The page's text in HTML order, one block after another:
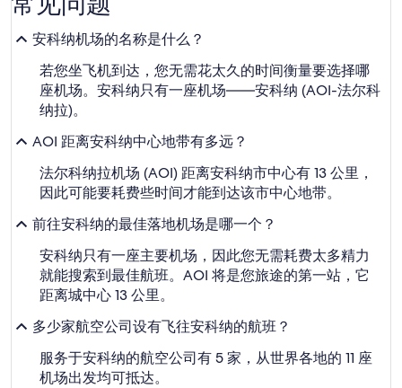
安科纳机场的名称是什么？
若您坐飞机到达，您无需花太久的时间衡量要选择哪
座机场。安科纳只有一座机场——安科纳 (AOI-法尔科
纳拉)。
AOI 距离安科纳中心地带有多远？
法尔科纳拉机场 (AOI) 距离安科纳市中心有 13 公里，
因此可能要耗费些时间才能到达该市中心地带。
前往安科纳的最佳落地机场是哪一个？
安科纳只有一座主要机场，因此您无需耗费太多精力
就能搜索到最佳航班。AOI 将是您旅途的第一站，它
距离城中心 13 公里。
多少家航空公司设有飞往安科纳的航班？
服务于安科纳的航空公司有 5 家，从世界各地的 11 座
机场出发均可抵达。